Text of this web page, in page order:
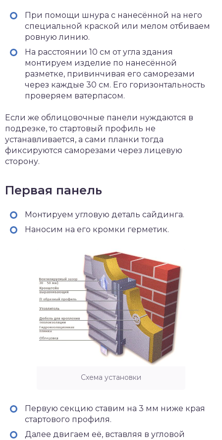
При помощи шнура с нанесённой на него
специальной краской или мелом отбиваем
ровную линию.
На расстоянии 10 см от угла здания
монтируем изделие по нанесённой
разметке, привинчивая его саморезами
через каждые 30 см. Его горизонтальность
проверяем ватерпасом.
Если же облицовочные панели нуждаются в
подрезке, то стартовый профиль не
устанавливается, а сами планки тогда
фиксируются саморезами через лицевую
сторону.
Первая панель
Монтируем угловую деталь сайдинга.
Наносим на его кромки герметик.
Схема установки
Первую секцию ставим на 3 мм ниже края
стартового профиля.
Далее двигаем её, вставляя в угловой